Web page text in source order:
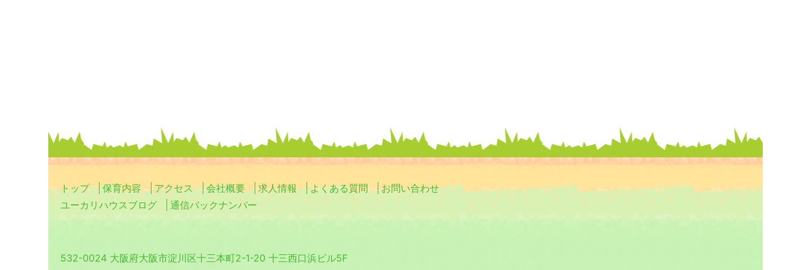
トップ 保育内容 アクセス 会社概要 求人情報 よくある質問
お問い合わせ
ユーカリハウスブログ
通信バックナンバー
532-0024 大阪府大阪市淀川区十三本町2-1-20 十三西口浜ビル5F